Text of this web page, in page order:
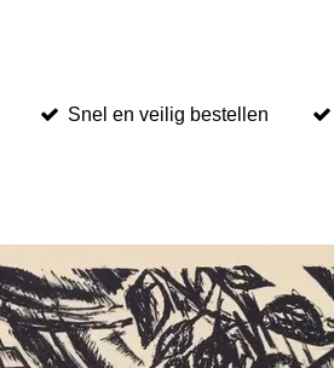
Snel en veilig bestellen